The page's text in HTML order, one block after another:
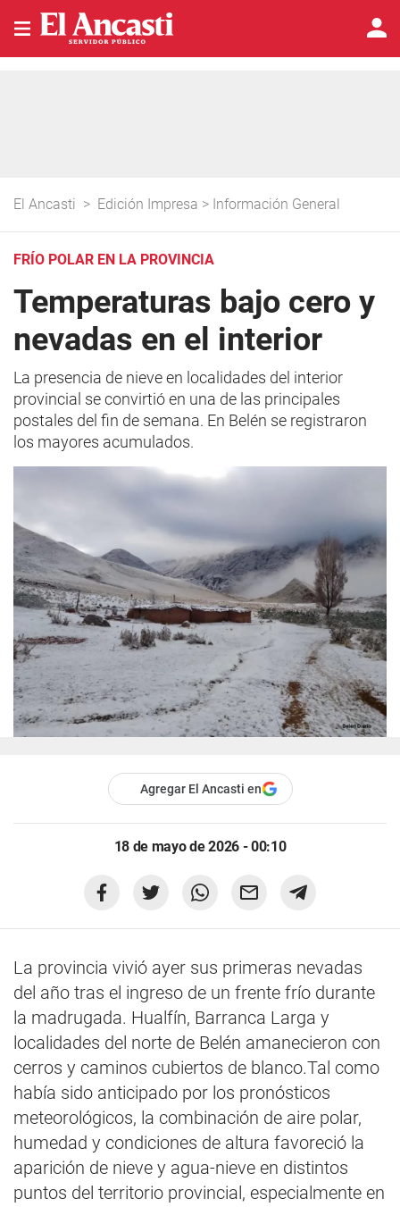
El Ancasti > Edición Impresa > Información General
FRÍO POLAR EN LA PROVINCIA
Temperaturas bajo cero y
nevadas en el interior
La presencia de nieve en localidades del interior
provincial se convirtió en una de las principales
postales del fin de semana. En Belén se registraron
los mayores acumulados.
Agregar El Ancasti en
18 de mayo de 2026 - 00:10
La provincia vivió ayer sus primeras nevadas
del año tras el ingreso de un frente frío durante
la madrugada. Hualfín, Barranca Larga y
localidades del norte de Belén amanecieron con
cerros y caminos cubiertos de blanco.Tal como
había sido anticipado por los pronósticos
meteorológicos, la combinación de aire polar,
humedad y condiciones de altura favoreció la
aparición de nieve y agua-nieve en distintos
puntos del territorio provincial, especialmente en